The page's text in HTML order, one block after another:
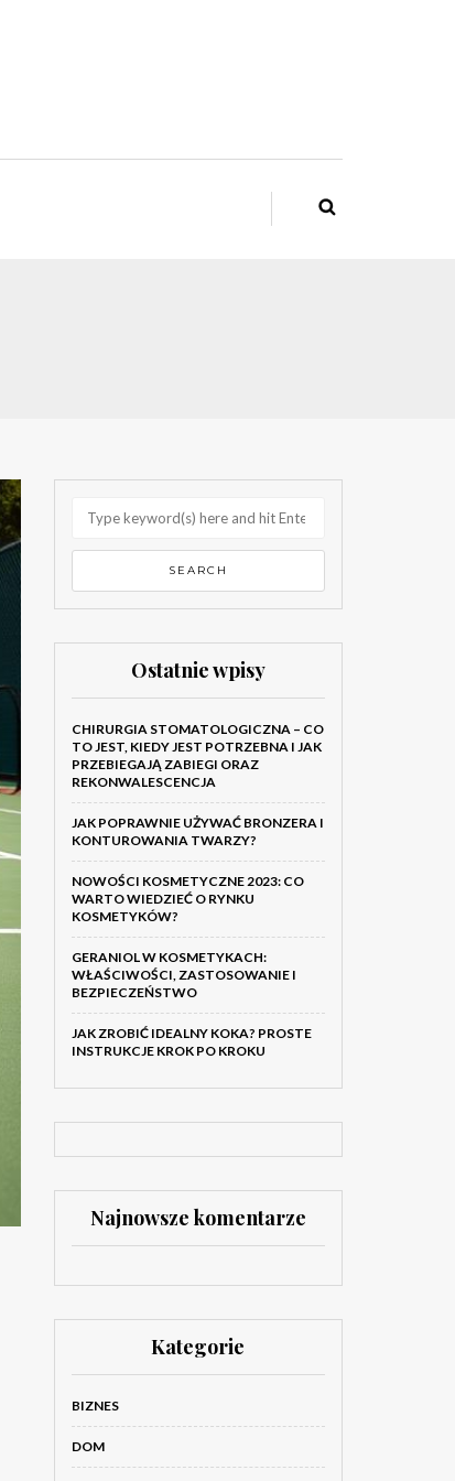
Ostatnie wpisy
CHIRURGIA STOMATOLOGICZNA – CO
TO JEST, KIEDY JEST POTRZEBNA I JAK
PRZEBIEGAJĄ ZABIEGI ORAZ
REKONWALESCENCJA
JAK POPRAWNIE UŻYWAĆ BRONZERA I
KONTUROWANIA TWARZY?
NOWOŚCI KOSMETYCZNE 2023: CO
WARTO WIEDZIEĆ O RYNKU
KOSMETYKÓW?
GERANIOL W KOSMETYKACH:
WŁAŚCIWOŚCI, ZASTOSOWANIE I
BEZPIECZEŃSTWO
JAK ZROBIĆ IDEALNY KOKA? PROSTE
INSTRUKCJE KROK PO KROKU
Najnowsze komentarze
Kategorie
BIZNES
DOM